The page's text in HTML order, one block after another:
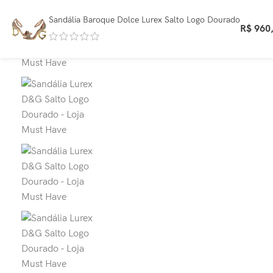
Sandália Baroque Dolce Lurex Salto Logo Dourado
R$